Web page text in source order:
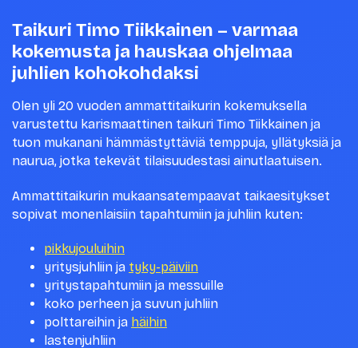
Taikuri Timo Tiikkainen – varmaa
kokemusta ja hauskaa ohjelmaa
juhlien kohokohdaksi
Olen yli 20 vuoden ammattitaikurin kokemuksella
varustettu karismaattinen taikuri Timo Tiikkainen ja
tuon mukanani hämmästyttäviä temppuja, yllätyksiä ja
naurua, jotka tekevät tilaisuudestasi ainutlaatuisen.
Ammattitaikurin mukaansatempaavat taikaesitykset
sopivat monenlaisiin tapahtumiin ja juhliin kuten:
pikkujouluihin
yritysjuhliin ja tyky-päiviin
yritystapahtumiin ja messuille
koko perheen ja suvun juhliin
polttareihin ja häihin
lastenjuhliin